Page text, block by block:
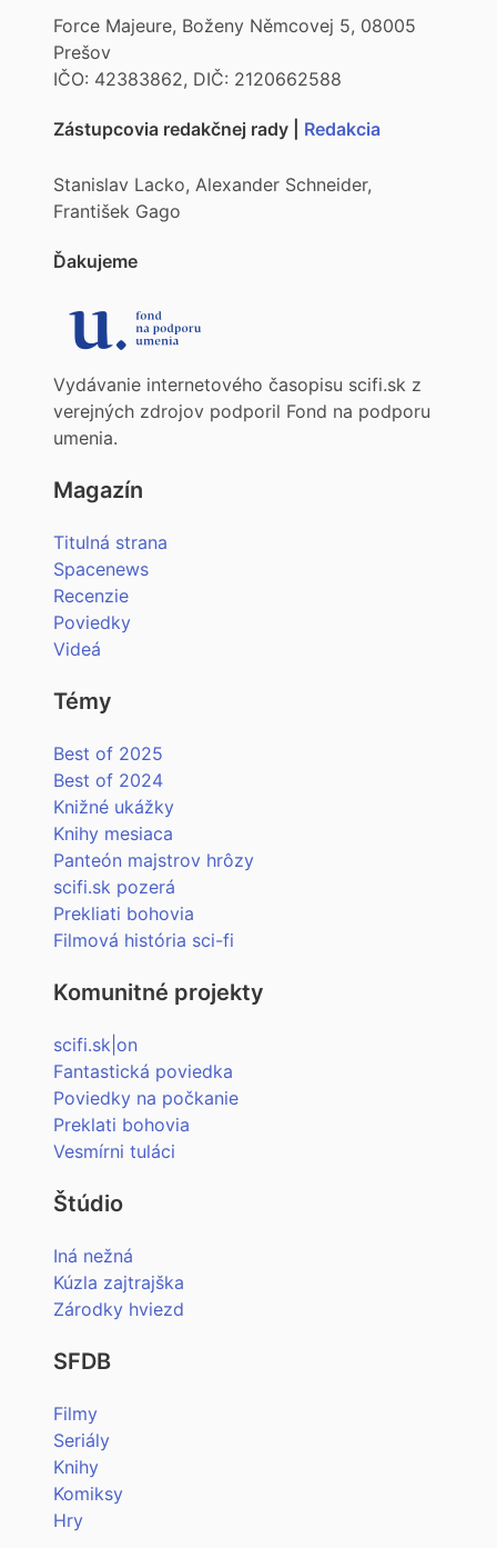
Force Majeure, Boženy Němcovej 5, 08005
Prešov
IČO: 42383862, DIČ: 2120662588
Zástupcovia redakčnej rady | Redakcia
Stanislav Lacko, Alexander Schneider,
František Gago
Ďakujeme
Vydávanie internetového časopisu scifi.sk z
verejných zdrojov podporil Fond na podporu
umenia.
Magazín
Titulná strana
Spacenews
Recenzie
Poviedky
Videá
Témy
Best of 2025
Best of 2024
Knižné ukážky
Knihy mesiaca
Panteón majstrov hrôzy
scifi.sk pozerá
Prekliati bohovia
Filmová história sci-fi
Komunitné projekty
scifi.sk|on
Fantastická poviedka
Poviedky na počkanie
Preklati bohovia
Vesmírni tuláci
Štúdio
Iná nežná
Kúzla zajtrajška
Zárodky hviezd
SFDB
Filmy
Seriály
Knihy
Komiksy
Hry